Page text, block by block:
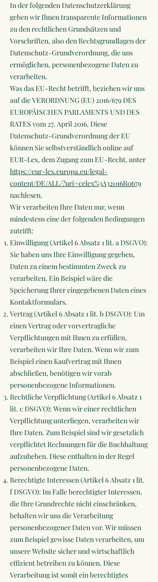
In der folgenden Datenschutzerklärung
geben wir Ihnen transparente Informationen
zu den rechtlichen Grundsätzen und
Vorschriften, also den Rechtsgrundlagen der
Datenschutz-Grundverordnung, die uns
ermöglichen, personenbezogene Daten zu
verarbeiten.
Was das EU-Recht betrifft, beziehen wir uns
auf die VERORDNUNG (EU) 2016/679 DES
EUROPÄISCHEN PARLAMENTS UND DES
RATES vom 27. April 2016. Diese
Datenschutz-Grundverordnung der EU
können Sie selbstverständlich online auf
EUR-Lex, dem Zugang zum EU-Recht, unter
https://eur-lex.europa.eu/legal-
content/DE/ALL/?uri=celex%3A32016R0679
nachlesen.
Wir verarbeiten Ihre Daten nur, wenn
mindestens eine der folgenden Bedingungen
zutrifft:
Einwilligung (Artikel 6 Absatz 1 lit. a DSGVO):
Sie haben uns Ihre Einwilligung gegeben,
Daten zu einem bestimmten Zweck zu
verarbeiten. Ein Beispiel wäre die
Speicherung Ihrer eingegebenen Daten eines
Kontaktformulars.
Vertrag (Artikel 6 Absatz 1 lit. b DSGVO): Um
einen Vertrag oder vorvertragliche
Verpflichtungen mit Ihnen zu erfüllen,
verarbeiten wir Ihre Daten. Wenn wir zum
Beispiel einen Kaufvertrag mit Ihnen
abschließen, benötigen wir vorab
personenbezogene Informationen.
Rechtliche Verpflichtung (Artikel 6 Absatz 1
lit. c DSGVO): Wenn wir einer rechtlichen
Verpflichtung unterliegen, verarbeiten wir
Ihre Daten. Zum Beispiel sind wir gesetzlich
verpflichtet Rechnungen für die Buchhaltung
aufzuheben. Diese enthalten in der Regel
personenbezogene Daten.
Berechtigte Interessen (Artikel 6 Absatz 1 lit.
f DSGVO): Im Falle berechtigter Interessen,
die Ihre Grundrechte nicht einschränken,
behalten wir uns die Verarbeitung
personenbezogener Daten vor. Wir müssen
zum Beispiel gewisse Daten verarbeiten, um
unsere Website sicher und wirtschaftlich
effizient betreiben zu können. Diese
Verarbeitung ist somit ein berechtigtes